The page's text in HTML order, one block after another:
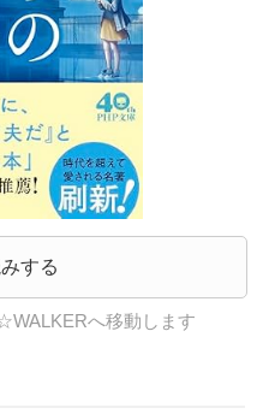
する
へ移動します